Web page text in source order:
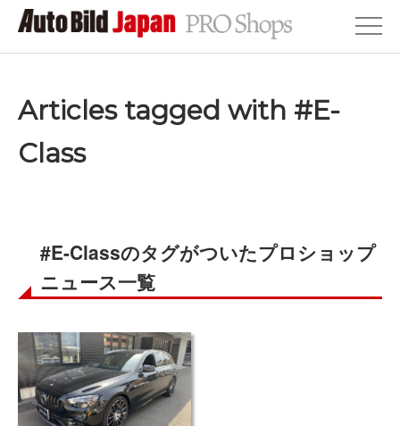
Articles tagged with #E-
Class
#E-Classのタグがついたプロショップ
ニュース一覧